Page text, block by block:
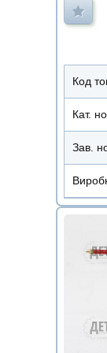
Код
Кат.
Зав.